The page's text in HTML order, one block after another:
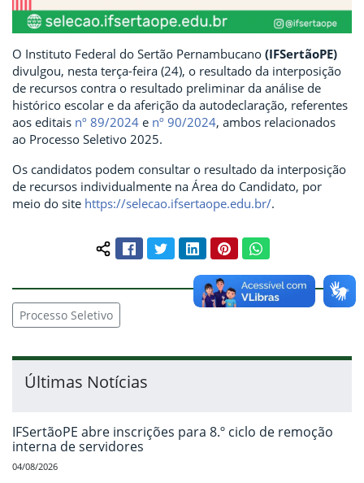
O Instituto Federal do Sertão Pernambucano (IFSertãoPE)
divulgou, nesta terça-feira (24), o resultado da interposição
de recursos contra o resultado preliminar da análise de
histórico escolar e da aferição da autodeclaração, referentes
aos editais nº 89/2024 e nº 90/2024, ambos relacionados
ao Processo Seletivo 2025.
Os candidatos podem consultar o resultado da interposição
de recursos individualmente na Área do Candidato, por
meio do site https://selecao.ifsertaope.edu.br/.
Compartilhar conteúdo:
FacebookTwitterLinkedInPinterestWhatsApp
Processo Seletivo
Últimas Notícias
IFSertãoPE abre inscrições para 8.º ciclo de remoção
interna de servidores
04/08/2026